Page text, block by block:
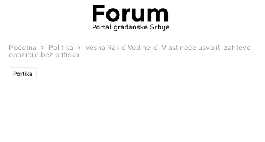
Početna Politika
Vesna Rakić Vodinelić: Vlast neće usvojiti zahteve
opozicije bez pritiska
Politika